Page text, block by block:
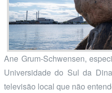
Ane Grum-Schwensen,
Universidade do Sul da
televisão local que não